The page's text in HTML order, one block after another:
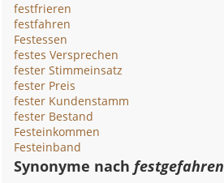
festfrieren
festfahren
Festessen
festes Versprechen
fester Stimmeinsatz
fester Preis
fester Kundenstamm
fester Bestand
Festeinkommen
Festeinband
Synonyme nachfestgefahren